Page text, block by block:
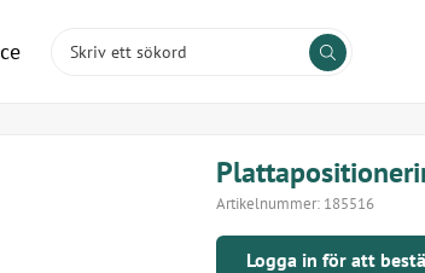
Artikelnummer: 185516
Logga in för att